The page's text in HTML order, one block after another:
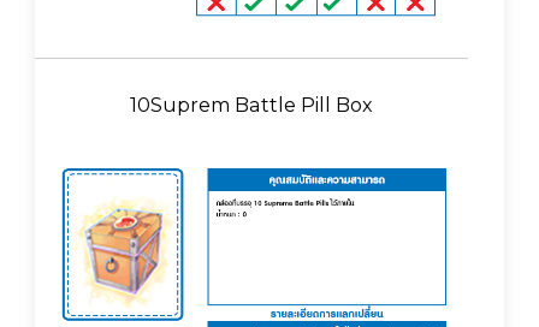
10Suprem Battle Pill Box